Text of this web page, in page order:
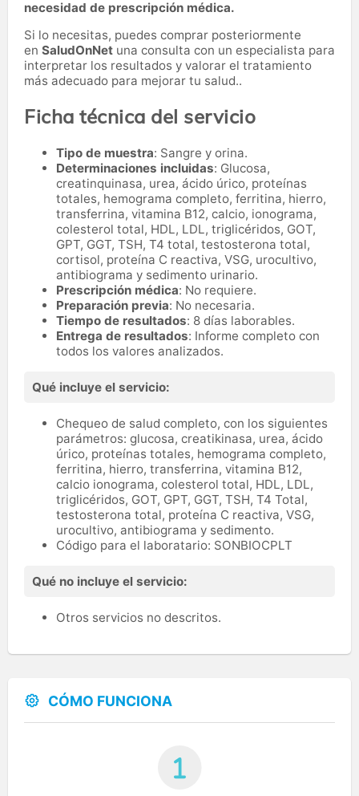
necesidad de prescripción médica.
Si lo necesitas, puedes comprar posteriormente
en SaludOnNet una consulta con un especialista para
interpretar los resultados y valorar el tratamiento
más adecuado para mejorar tu salud..
Ficha técnica del servicio
Tipo de muestra: Sangre y orina.
Determinaciones incluidas: Glucosa,
creatinquinasa, urea, ácido úrico, proteínas
totales, hemograma completo, ferritina, hierro,
transferrina, vitamina B12, calcio, ionograma,
colesterol total, HDL, LDL, triglicéridos, GOT,
GPT, GGT, TSH, T4 total, testosterona total,
cortisol, proteína C reactiva, VSG, urocultivo,
antibiograma y sedimento urinario.
Prescripción médica: No requiere.
Preparación previa: No necesaria.
Tiempo de resultados: 8 días laborables.
Entrega de resultados: Informe completo con
todos los valores analizados.
Qué incluye el servicio:
Chequeo de salud completo, con los siguientes
parámetros: glucosa, creatikinasa, urea, ácido
úrico, proteínas totales, hemograma completo,
ferritina, hierro, transferrina, vitamina B12,
calcio ionograma, colesterol total, HDL, LDL,
triglicéridos, GOT, GPT, GGT, TSH, T4 Total,
testosterona total, proteína C reactiva, VSG,
urocultivo, antibiograma y sedimento.
Código para el laboratario: SONBIOCPLT
Qué no incluye el servicio:
Otros servicios no descritos.
CÓMO FUNCIONA